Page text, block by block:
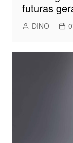
futuras
DINO